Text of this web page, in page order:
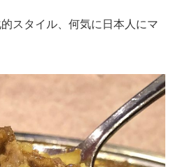
スタイル、何気に日本人にマ